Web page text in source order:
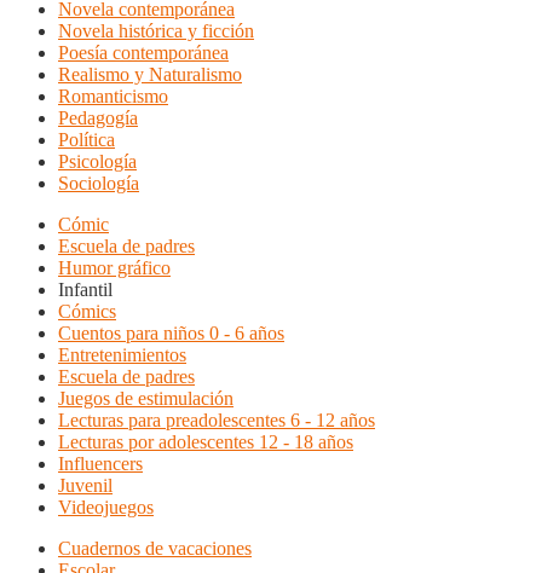
Novela contemporánea
Novela histórica y ficción
Poesía contemporánea
Realismo y Naturalismo
Romanticismo
Pedagogía
Política
Psicología
Sociología
Cómic
Escuela de padres
Humor gráfico
Infantil
Cómics
Cuentos para niños 0 - 6 años
Entretenimientos
Escuela de padres
Juegos de estimulación
Lecturas para preadolescentes 6 - 12 años
Lecturas por adolescentes 12 - 18 años
Influencers
Juvenil
Videojuegos
Cuadernos de vacaciones